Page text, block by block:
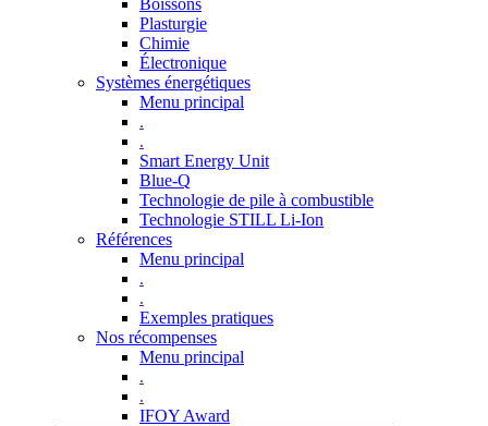
Boissons
Plasturgie
Chimie
Électronique
Systèmes énergétiques
Menu principal
.
.
Smart Energy Unit
Blue-Q
Technologie de pile à combustible
Technologie STILL Li-Ion
Références
Menu principal
.
.
Exemples pratiques
Nos récompenses
Menu principal
.
.
IFOY Award